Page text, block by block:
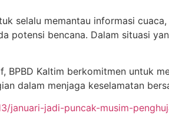
selalu memantau informasi
potensi bencana. Dalam situasi
BPBD Kaltim berkomitmen untuk
dalam menjaga keselamatan
januari-jadi-puncak-musim-